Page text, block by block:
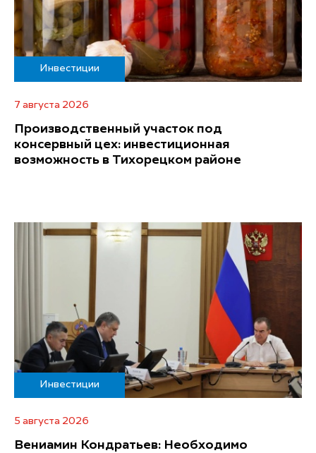
Инвестиции
7 августа 2026
Производственный участок под
консервный цех: инвестиционная
возможность в Тихорецком районе
Инвестиции
5 августа 2026
Вениамин Кондратьев: Необходимо